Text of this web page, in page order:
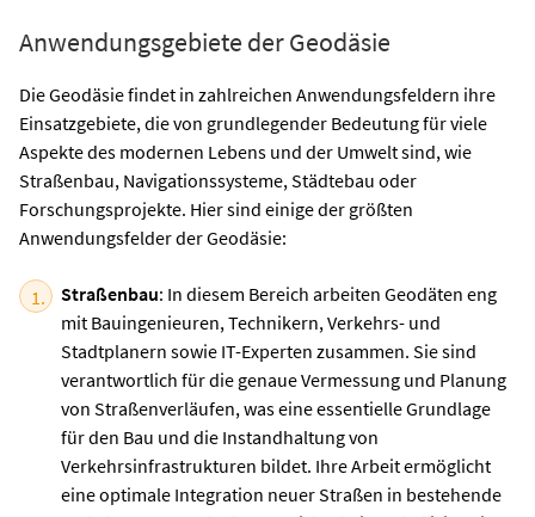
Anwendungsgebiete der Geodäsie
Die Geodäsie findet in zahlreichen Anwendungsfeldern ihre
Einsatzgebiete, die von grundlegender Bedeutung für viele
Aspekte des modernen Lebens und der Umwelt sind, wie
Straßenbau, Navigationssysteme, Städtebau oder
Forschungsprojekte. Hier sind einige der größten
Anwendungsfelder der Geodäsie:
Straßenbau: In diesem Bereich arbeiten Geodäten eng
mit Bauingenieuren, Technikern, Verkehrs- und
Stadtplanern sowie IT-Experten zusammen. Sie sind
verantwortlich für die genaue Vermessung und Planung
von Straßenverläufen, was eine essentielle Grundlage
für den Bau und die Instandhaltung von
Verkehrsinfrastrukturen bildet. Ihre Arbeit ermöglicht
eine optimale Integration neuer Straßen in bestehende